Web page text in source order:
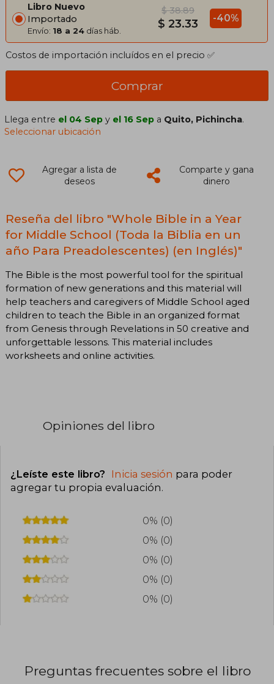
Libro Nuevo
Importado
Envío: 18 a 24 días háb.
$ 38.89
$ 23.33 -40%
Costos de importación incluídos en el precio ✅
Comprar
Llega entre el 04 Sep y el 16 Sep a Quito, Pichincha.
Seleccionar ubicación
Agregar a lista de
deseos
Comparte y gana
dinero
Reseña del libro "Whole Bible in a Year
for Middle School (Toda la Biblia en un
año Para Preadolescentes) (en Inglés)"
The Bible is the most powerful tool for the spiritual
formation of new generations and this material will
help teachers and caregivers of Middle School aged
children to teach the Bible in an organized format
from Genesis through Revelations in 50 creative and
unforgettable lessons. This material includes
worksheets and online activities.
Opiniones del libro
¿Leíste este libro? Inicia sesión para poder
agregar tu propia evaluación.
0% (0)
0% (0)
0% (0)
0% (0)
0% (0)
Preguntas frecuentes sobre el libro